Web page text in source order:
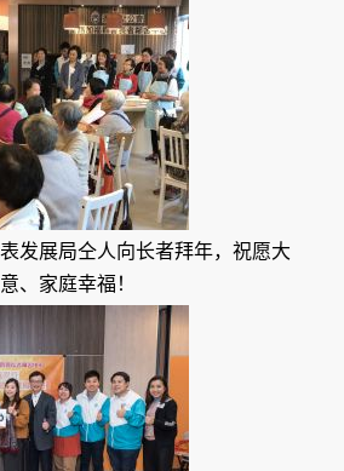
发展局仝人向长者拜年，祝愿大
、家庭幸福！